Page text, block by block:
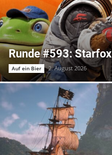
Runde #593: Starfox
Auf ein Bier 2. August 2026